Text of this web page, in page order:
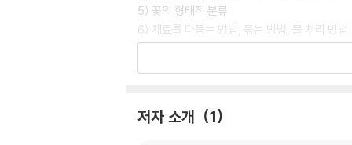
5) 꽃의 형태적 분류
6) 재료를 다듬는 방법, 묶는 방법, 물 처리 방법
미니 꽃다발 Ⅱ
저자 소개 1